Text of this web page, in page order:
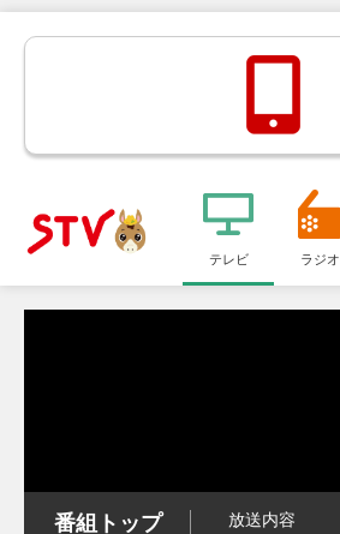
ＳＴＶ札
メ
ュ
テレビ ラジオ
番組トップ 放送内容